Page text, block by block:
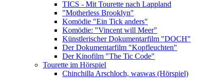
TICS - Mit Tourette nach Lappland
"Motherless Brooklyn"
Komödie "Ein Tick anders"
Komödie: "Vincent will Meer"
Künstlerischer Dokumentarfilm "DOCH"
Der Dokumentarfilm "Kopfleuchten"
Der Kinofilm "The Tic Code"
Tourette im Hörspiel
Chinchilla Arschloch, waswas (Hörspiel)